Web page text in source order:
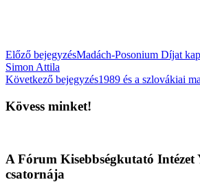
Előző bejegyzésMadách-Posonium Díjat
Simon Attila
Következő bejegyzés1989 és a szlovákiai
Kövess minket!
A Fórum Kisebbségkutató Intézet
csatornája